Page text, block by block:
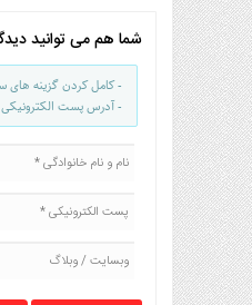
شما هم می توانید
- کامل کردن گزینه های
- آدرس پست